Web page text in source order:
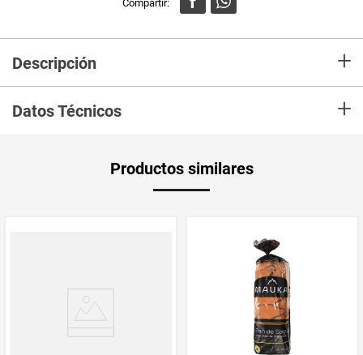
Descripción +
perfectas para acompañar tus alimentos y recetas. Sin colorantes ni
saborizantes artificiales, bajas en sodio, bajas en grasa y 0% colesterol.
Datos Técnicos +
Productos similares